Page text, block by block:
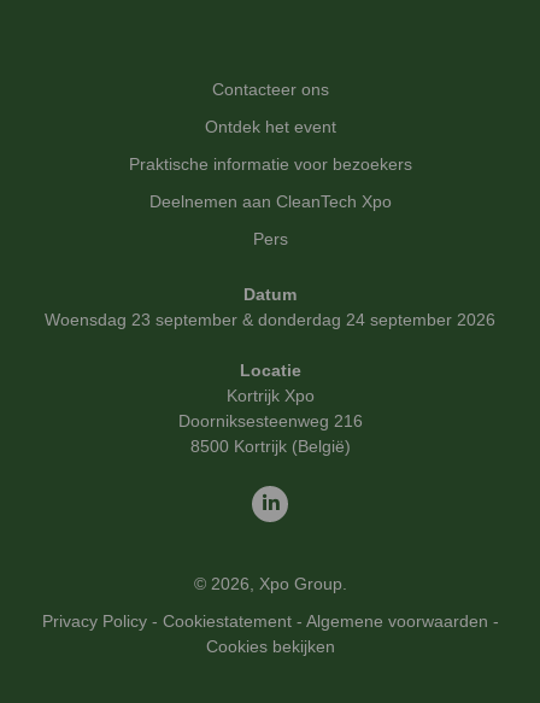
Contacteer ons
Ontdek het event
Praktische informatie voor bezoekers
Deelnemen aan CleanTech Xpo
Pers
Datum
Woensdag 23 september & donderdag 24 september 2026
Locatie
Kortrijk Xpo
Doorniksesteenweg 216
8500 Kortrijk (België)
© 2026, Xpo Group.
Privacy Policy- Cookiestatement- Algemene voorwaarden -
Cookies bekijken